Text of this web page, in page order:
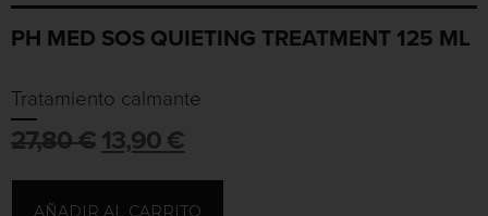
PH MED SOS QUIETING TREATMENT 125 ML
Tratamiento calmante
27,80€ 13,90 €
AÑADIR AL CARRITO